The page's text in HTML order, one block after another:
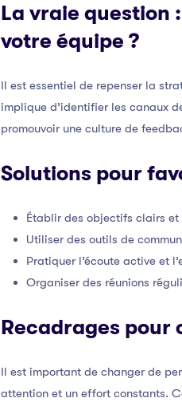
La vraie question
votre équipe ?
Il est essentiel de repenser la
implique d’identifier les canaux
promouvoir une culture de
Solutions pour
Établir des objectifs clairs
Utiliser des outils de
Pratiquer l’écoute active et
Organiser des réunions
Recadrages pour
Il est important de changer de
attention et un effort constants.